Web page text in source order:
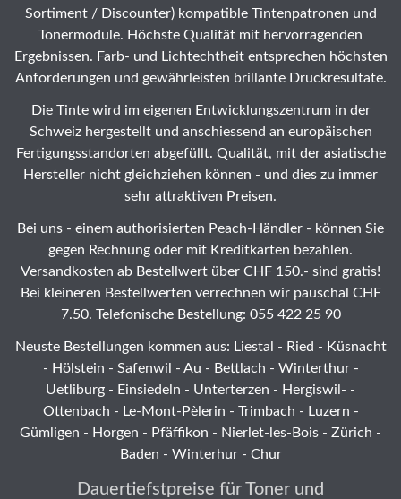
Sortiment / Discounter) kompatible Tintenpatronen und
Tonermodule. Höchste Qualität mit hervorragenden
Ergebnissen. Farb- und Lichtechtheit entsprechen höchsten
Anforderungen und gewährleisten brillante Druckresultate.
Die Tinte wird im eigenen Entwicklungszentrum in der
Schweiz hergestellt und anschiessend an europäischen
Fertigungsstandorten abgefüllt. Qualität, mit der asiatische
Hersteller nicht gleichziehen können - und dies zu immer
sehr attraktiven Preisen.
Bei uns - einem authorisierten Peach-Händler - können Sie
gegen Rechnung oder mit Kreditkarten bezahlen.
Versandkosten ab Bestellwert über CHF 150.- sind gratis!
Bei kleineren Bestellwerten verrechnen wir pauschal CHF
7.50. Telefonische Bestellung: 055 422 25 90
Neuste Bestellungen kommen aus: Liestal - Ried - Küsnacht
- Hölstein - Safenwil - Au - Bettlach - Winterthur-
Uetliburg - Einsiedeln - Unterterzen - Hergiswil- -
Ottenbach - Le-Mont-Pèlerin - Trimbach - Luzern -
Gümligen - Horgen - Pfäffikon - Nierlet-les-Bois - Zürich -
Baden - Winterhur - Chur
Dauertiefstpreise für Toner und